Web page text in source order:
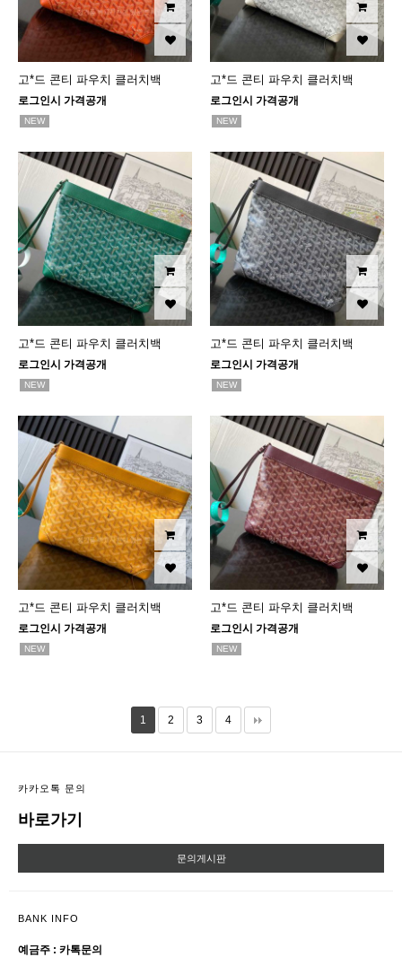
고*드 콘티 파우치 클러치백
로그인시 가격공개
NEW
고*드 콘티 파우치 클러치백
로그인시 가격공개
NEW
고*드 콘티 파우치 클러치백
로그인시 가격공개
NEW
고*드 콘티 파우치 클러치백
로그인시 가격공개
NEW
고*드 콘티 파우치 클러치백
로그인시 가격공개
NEW
고*드 콘티 파우치 클러치백
로그인시 가격공개
NEW
1 2 3 4
카카오톡 문의
바로가기
문의게시판
BANK INFO
예금주 : 카톡문의